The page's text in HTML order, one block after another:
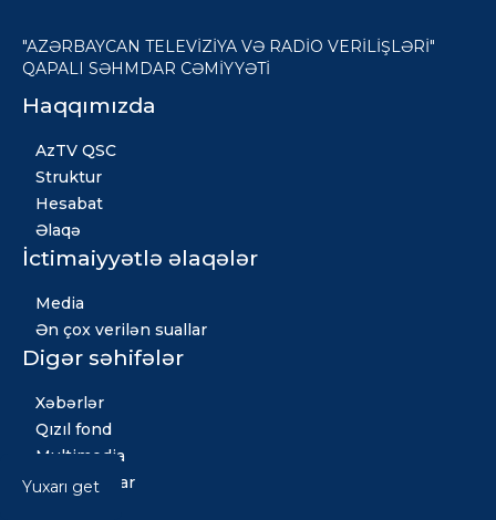
"AZƏRBAYCAN TELEVİZİYA VƏ RADİO VERİLİŞLƏRİ"
QAPALI SƏHMDAR CƏMİYYƏTİ
Haqqımızda
AzTV QSC
Struktur
Hesabat
Əlaqə
İctimaiyyətlə əlaqələr
Media
Ən çox verilən suallar
Digər səhifələr
Xəbərlər
Qızıl fond
Multimedia
Vakansiyalar
Yuxarı get